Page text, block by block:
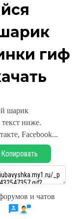
гиф
шарик
ниже.
Facebook...
Копировать
и чатов